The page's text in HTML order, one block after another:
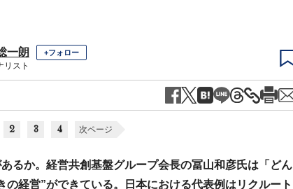
一朗 +フォロー
リスト
2 3 4 次ページ
るか。経営共創基盤グループ会長の冨山和彦氏は「どん
経営”ができている。日本における代表例はリクルート